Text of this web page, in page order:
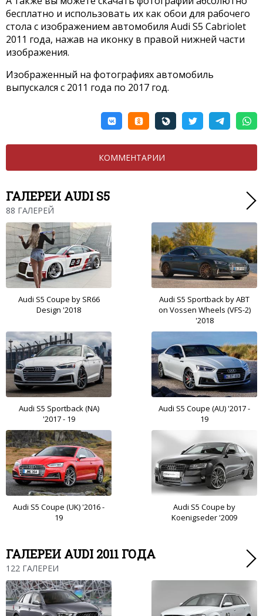
бесплатно и использовать их как обои для рабочего
стола с изображением автомобиля Audi S5 Cabriolet
2011 года, нажав на иконку в правой нижней части
изображения.
Изображенный на фотографиях автомобиль
выпускался с 2011 года по 2017 год.
КОММЕНТАРИИ
ГАЛЕРЕИ AUDI S5
88 ГАЛЕРЕЙ
Audi S5 Coupe by SR66
Design '2018
Audi S5 Sportback by ABT
on Vossen Wheels (VFS-2)
'2018
Audi S5 Sportback (NA)
'2017 - 19
Audi S5 Coupe (AU) '2017 -
19
Audi S5 Coupe (UK) '2016 -
19
Audi S5 Coupe by
Koenigseder '2009
ГАЛЕРЕИ AUDI 2011 ГОДА
122 ГАЛЕРЕИ